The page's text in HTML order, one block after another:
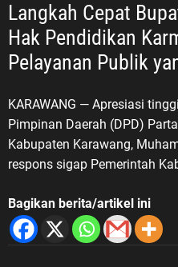
Langkah Cepat
Hak Pendidikan
Pelayanan Publik
KARAWANG — Apresiasi
Pimpinan Daerah (DPD)
Kabupaten Karawang,
respons sigap Pemerintah
Bagikan berita/artikel ini